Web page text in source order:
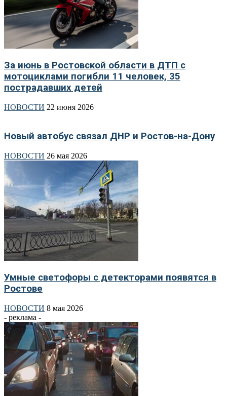
За июнь в Ростовской области в ДТП с
мотоциклами погибли 11 человек, 35
пострадавших детей
НОВОСТИ 22 июня 2026
Новый автобус связал ДНР и Ростов-на-Дону
НОВОСТИ 26 мая 2026
Умные светофоры с детекторами появятся в
Ростове
НОВОСТИ 8 мая 2026
- реклама -